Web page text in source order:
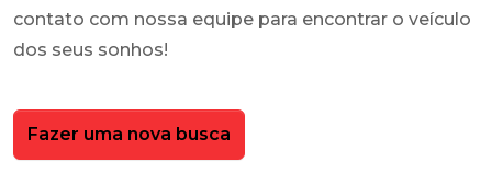
contato com nossa equipe para encontrar o veículo
dos seus sonhos!
Fazer uma nova busca